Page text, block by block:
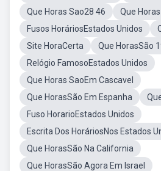
Que Horas Sao28 46
Que
Fusos HoráriosEstados Unidos
Site HoraCerta
Que HorasSão
Relógio FamosoEstados Unidos
Que Horas SaoEm Cascavel
Que HorasSão Em Espanha
Fuso HorarioEstados Unidos
Escrita Dos HoráriosNos Estados
Que HorasSão Na California
Que HorasSão Agora Em Israel